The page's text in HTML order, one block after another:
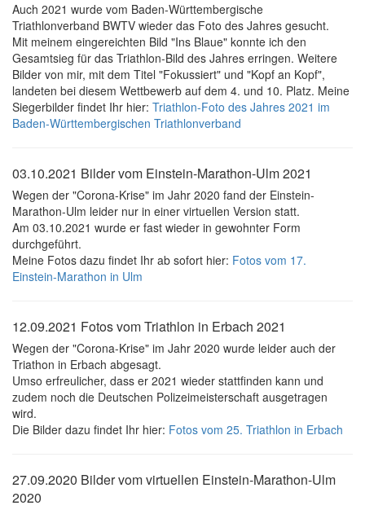
Auch 2021 wurde vom Baden-Württembergische
Triathlonverband BWTV wieder das Foto des Jahres gesucht.
Mit meinem eingereichten Bild "Ins Blaue" konnte ich den
Gesamtsieg für das Triathlon-Bild des Jahres erringen. Weitere
Bilder von mir, mit dem Titel "Fokussiert" und "Kopf an Kopf",
landeten bei diesem Wettbewerb auf dem 4. und 10. Platz. Meine
Siegerbilder findet Ihr hier: Triathlon-Foto des Jahres 2021 im
Baden-Württembergischen Triathlonverband
03.10.2021 Bilder vom Einstein-Marathon-Ulm 2021
Wegen der "Corona-Krise" im Jahr 2020 fand der Einstein-
Marathon-Ulm leider nur in einer virtuellen Version statt.
Am 03.10.2021 wurde er fast wieder in gewohnter Form
durchgeführt.
Meine Fotos dazu findet Ihr ab sofort hier: Fotos vom 17.
Einstein-Marathon in Ulm
12.09.2021 Fotos vom Triathlon in Erbach 2021
Wegen der "Corona-Krise" im Jahr 2020 wurde leider auch der
Triathon in Erbach abgesagt.
Umso erfreulicher, dass er 2021 wieder stattfinden kann und
zudem noch die Deutschen Polizeimeisterschaft ausgetragen
wird.
Die Bilder dazu findet Ihr hier: Fotos vom 25. Triathlon in Erbach
27.09.2020 Bilder vom virtuellen Einstein-Marathon-Ulm
2020